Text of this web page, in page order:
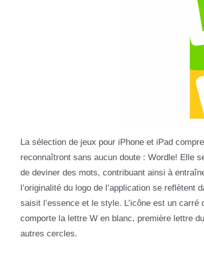
La sélection de jeux pour iPhone et iPad
reconnaîtront sans aucun doute : Wordle! Elle
de deviner des mots, contribuant ainsi à
l’originalité du logo de l’application se
saisit l’essence et le style. L’icône est un
comporte la lettre W en blanc, première lettre
autres cercles.